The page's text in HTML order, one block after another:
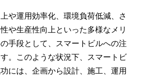
や運用効率化、環境負荷低減、さ
や生産性向上といった多様なメリ
手段として、スマートビルへの注
。このような状況下、スマートビ
には、企画から設計、施工、運用